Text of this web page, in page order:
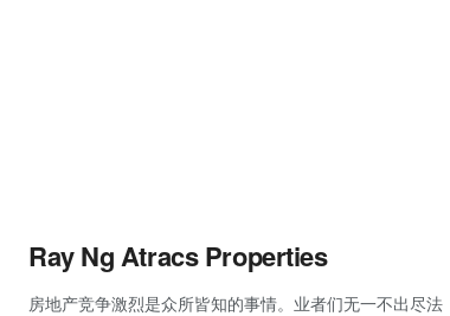
Ray Ng Atracs Properties
房地产竞争激烈是众所皆知的事情。业者们无一不出尽法